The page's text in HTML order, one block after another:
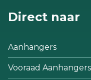
Direct naar
Aanhangers
Vooraad Aanhangers